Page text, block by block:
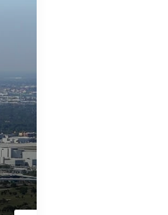
ရပ်သားနှစ်